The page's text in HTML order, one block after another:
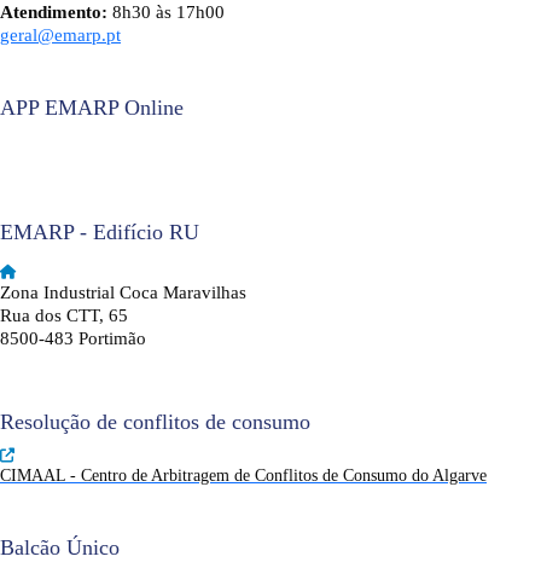
Atendimento: 8h30 às 17h00
geral@emarp.pt
APP EMARP Online
EMARP - Edifício RU
Zona Industrial Coca Maravilhas
Rua dos CTT, 65
8500-483 Portimão
Resolução de conflitos de consumo
CIMAAL - Centro de Arbitragem de Conflitos de Consumo do Algarve
Balcão Único